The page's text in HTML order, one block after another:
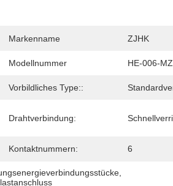
Markenname ZJHK
Modellnummer HE-006-MZ
Vorbildliches Type::
Drahtverbindung:
Kontaktnummern: 6